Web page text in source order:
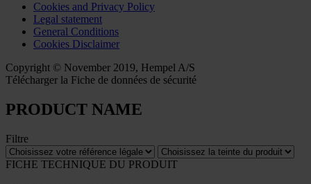
Cookies and Privacy Policy
Legal statement
General Conditions
Cookies Disclaimer
Copyright © November 2019, Hempel A/S
Télécharger la Fiche de données de sécurité
PRODUCT NAME
Filtre
FICHE TECHNIQUE DU PRODUIT